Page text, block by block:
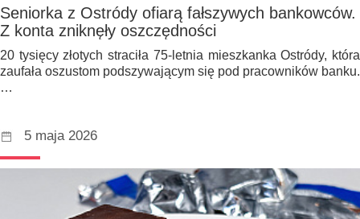
Seniorka z Ostródy ofiarą fałszywych bankowców.
Z konta zniknęły oszczędności
20 tysięcy złotych straciła 75-letnia mieszkanka Ostródy, która
zaufała oszustom podszywającym się pod pracowników banku.
…
5 maja 2026